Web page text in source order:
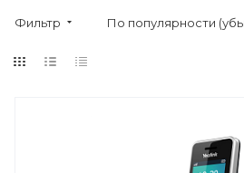
Фильтр По популярности